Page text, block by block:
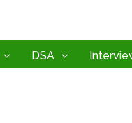
DSA